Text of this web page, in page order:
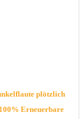
plötzlich
Erneuerbare